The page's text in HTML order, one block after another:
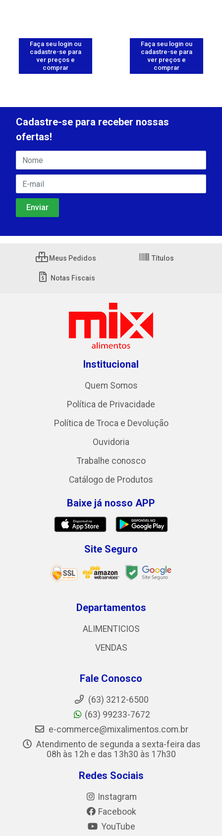
Faça seu login ou
cadastre-se para
ver preços e
comprar
Faça seu login ou
cadastre-se para
ver preços e
comprar
Cadastre-se para receber nossas
ofertas!
Meus Pedidos Títulos
Notas Fiscais
Institucional
Quem Somos
Política de Privacidade
Política de Troca e Devolução
Ouvidoria
Trabalhe conosco
Catálogo de Produtos
Baixe já nosso APP
Site Seguro
Departamentos
ALIMENTICIOS
VENDAS
Fale Conosco
(63) 3212-6500
(63) 99233-7672
e-commerce@mixalimentos.com.br
Atendimento de segunda a sexta-feira das
08h às 12h e das 13h30 às 17h30
Redes Sociais
Instagram
Facebook
YouTube